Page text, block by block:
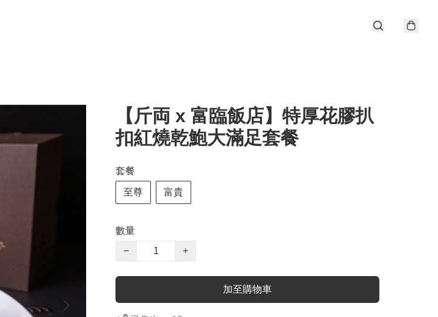
【斤両 x 富臨飯店】特厚花膠扒
扣紅燒乾鮑大滿足套餐
套餐
至尊 富貴
數量
−
+
加至購物車